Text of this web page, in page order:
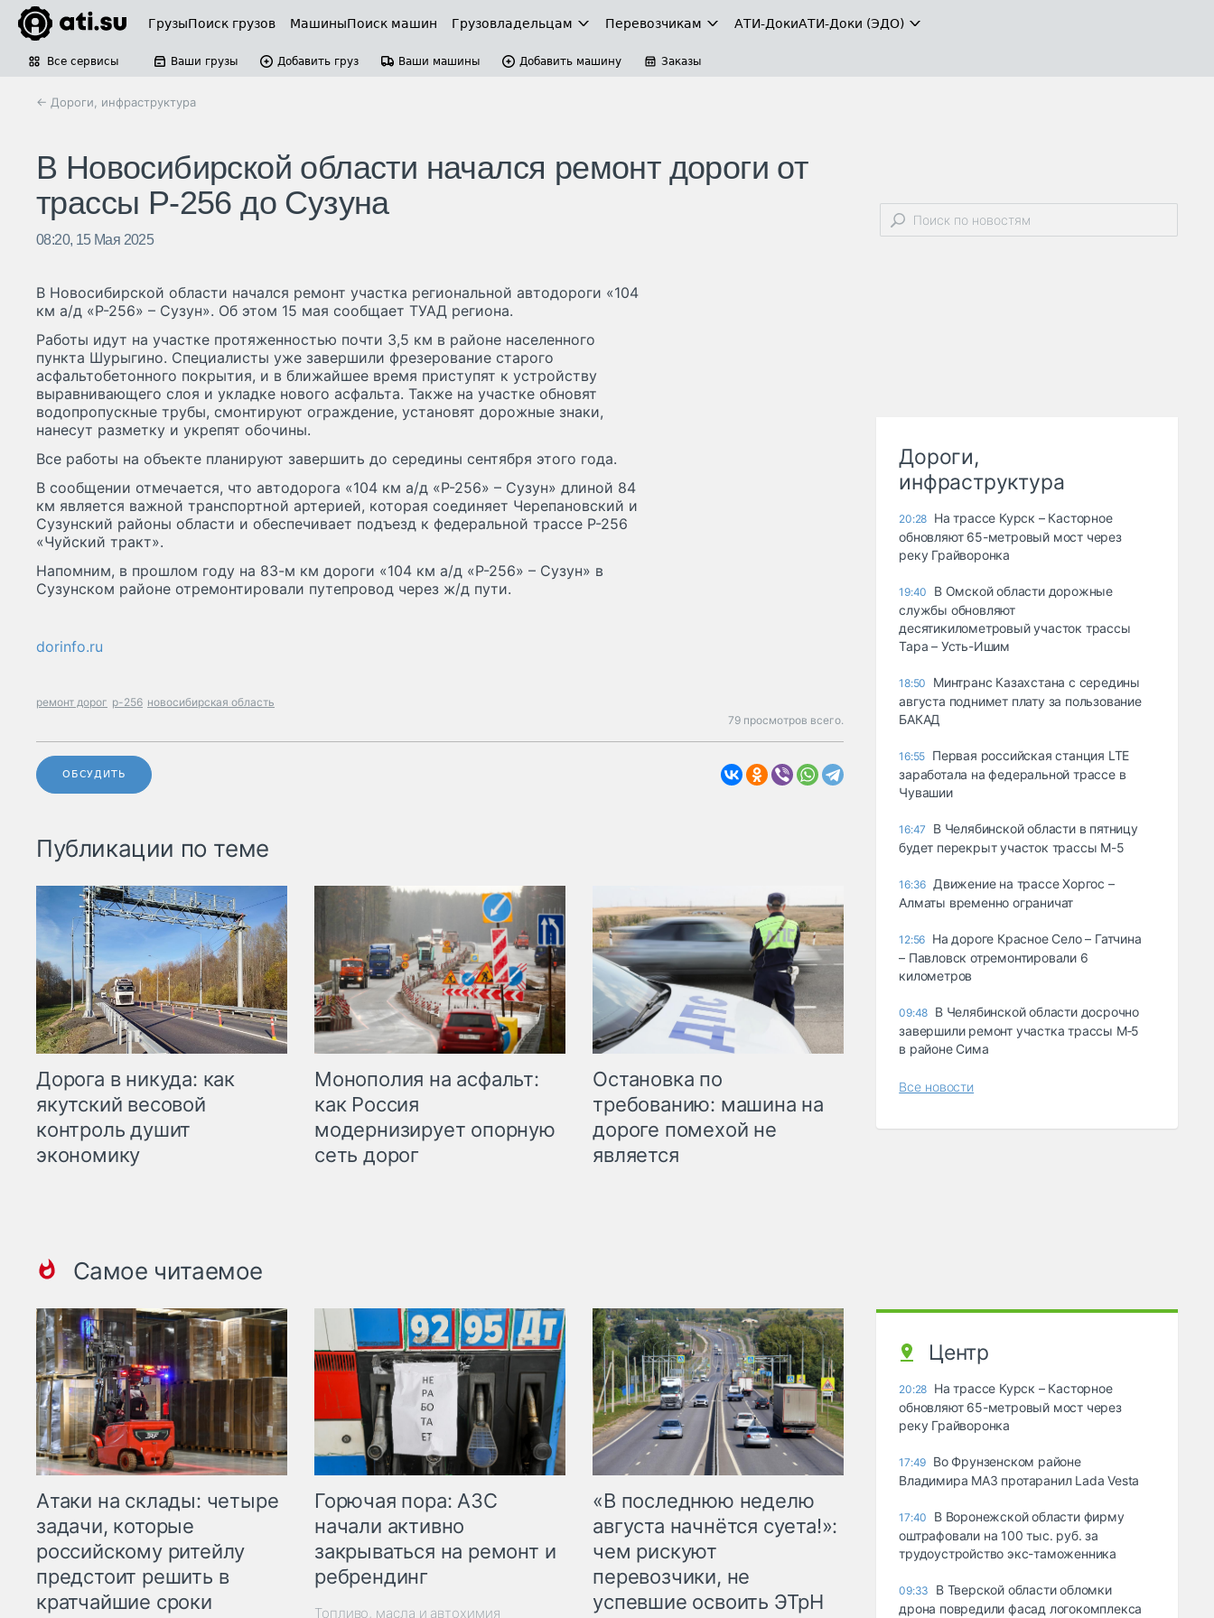
ГрузыПоиск грузов МашиныПоиск машин Грузовладельцам Перевозчикам АТИ-ДокиАТИ-Доки (ЭДО)
Все сервисы Ваши грузы Добавить груз Ваши машины Добавить машину Заказы
← Дороги, инфраструктура
В Новосибирской области начался ремонт дороги от
трассы Р-256 до Сузуна
08:20, 15 Мая 2025
В Новосибирской области начался ремонт участка региональной автодороги «104
км а/д «Р-256» – Сузун». Об этом 15 мая сообщает ТУАД региона.
Работы идут на участке протяженностью почти 3,5 км в районе населенного
пункта Шурыгино. Специалисты уже завершили фрезерование старого
асфальтобетонного покрытия, и в ближайшее время приступят к устройству
выравнивающего слоя и укладке нового асфальта. Также на участке обновят
водопропускные трубы, смонтируют ограждение, установят дорожные знаки,
нанесут разметку и укрепят обочины.
Все работы на объекте планируют завершить до середины сентября этого года.
В сообщении отмечается, что автодорога «104 км а/д «Р-256» – Сузун» длиной 84
км является важной транспортной артерией, которая соединяет Черепановский и
Сузунский районы области и обеспечивает подъезд к федеральной трассе Р-256
«Чуйский тракт».
Напомним, в прошлом году на 83-м км дороги «104 км а/д «Р-256» – Сузун» в
Сузунском районе отремонтировали путепровод через ж/д пути.
dorinfo.ru
ремонт дорог р-256 новосибирская область
79 просмотров всего.
ОБСУДИТЬ
Публикации по теме
Дорога в никуда: как
якутский весовой
контроль душит
экономику
Монополия на асфальт:
как Россия
модернизирует опорную
сеть дорог
Остановка по
требованию: машина на
дороге помехой не
является
Самое читаемое
Атаки на склады: четыре
задачи, которые
российскому ритейлу
предстоит решить в
кратчайшие сроки
Горючая пора: АЗС
начали активно
закрываться на ремонт и
ребрендинг
Топливо, масла и автохимия
«В последнюю неделю
августа начнётся суета!»:
чем рискуют
перевозчики, не
успевшие освоить ЭТрН
Дороги,
инфраструктура
20:28 На трассе Курск – Касторное
обновляют 65-метровый мост через
реку Грайворонка
19:40
В Омской области дорожные
службы обновляют
десятикилометровый участок трассы
Тара – Усть-Ишим
18:50
Минтранс Казахстана с середины
августа поднимет плату за пользование
БАКАД
16:55 Первая российская станция LTE
заработала на федеральной трассе в
Чувашии
16:47
В Челябинской области в пятницу
будет перекрыт участок трассы М-5
16:36 Движение на трассе Хоргос –
Алматы временно ограничат
12:56 На дороге Красное Село – Гатчина
– Павловск отремонтировали 6
километров
09:48 В Челябинской области досрочно
завершили ремонт участка трассы М‑5
в районе Сима
Все новости
Центр
20:28 На трассе Курск – Касторное
обновляют 65-метровый мост через
реку Грайворонка
17:49 Во Фрунзенском районе
Владимира МАЗ протаранил Lada Vesta
17:40
В Воронежской области фирму
оштрафовали на 100 тыс. руб. за
трудоустройство экс-таможенника
09:33
В Тверской области обломки
дрона повредили фасад логокомплекса